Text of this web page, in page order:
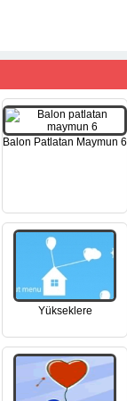
Balon Patlatan Maymun 6
Yükseklere